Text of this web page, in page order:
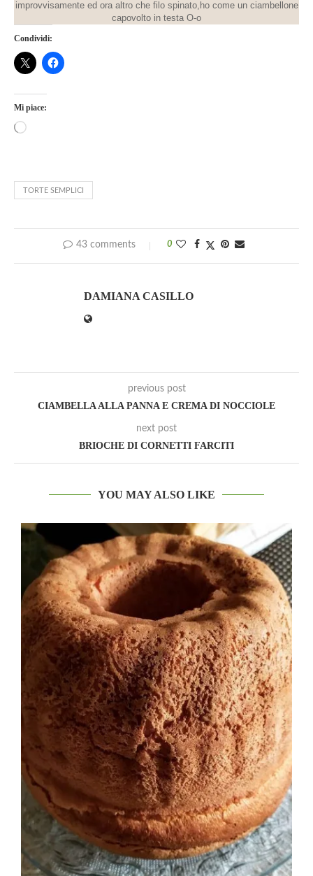
improvvisamente ed ora altro che filo spinato,ho come un ciambellone
capovolto in testa O-o
Condividi:
Mi piace:
TORTE SEMPLICI
43 comments 0
DAMIANA CASILLO
previous post
CIAMBELLA ALLA PANNA E CREMA DI NOCCIOLE
next post
BRIOCHE DI CORNETTI FARCITI
YOU MAY ALSO LIKE